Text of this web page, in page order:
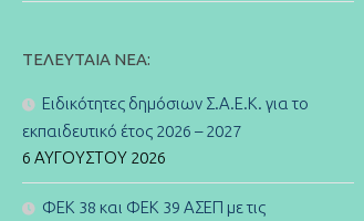
ΤΕΛΕΥΤΑΊΑ ΝΈΑ:
Ειδικότητες δημόσιων Σ.Α.Ε.Κ. για το
εκπαιδευτικό έτος 2026 – 2027
6 ΑΥΓΟΎΣΤΟΥ 2026
ΦΕΚ 38 και ΦΕΚ 39 ΑΣΕΠ με τις